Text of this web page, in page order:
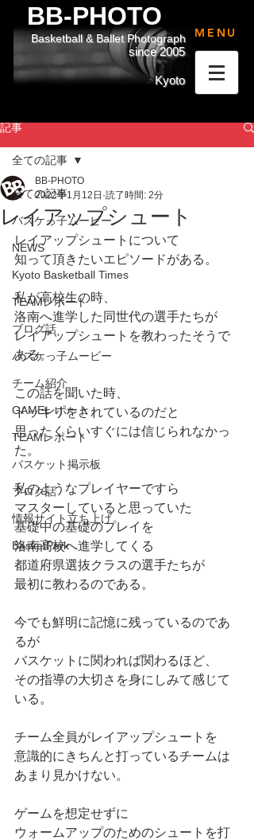
BB-PHOTO
since 2005
Basketball & Ballet Photograph
Kyoto
MENU
記事
全ての記事
バスケっ子ムービー
NEWS
Kyoto Basketball Times
TEAMレポート
ブログ話
バスケっ子ムービー
チーム紹介
GAMEレポート
TEAMレポート
バスケット掲示板
ブログ話
情報サイト立ち上げ
BasketPark
全ての記事
レイアップシュート
BB-PHOTO
2022年1月12日 読了時間: 2分
レイアップシュートについて
知って頂きたいエピソードがある。
私が高校生の時、
洛南へ進学した同世代の選手たちが
レイアップシュートを教わったそうで
ある。
この話を聞いた時、
ドッキリをされているのだと
思ったくらいすぐには信じられなかっ
た。
私のようなプレイヤーですら
マスターしていると思っていた
基礎中の基礎のプレイを
洛南高校へ進学してくる
都道府県選抜クラスの選手たちが
最初に教わるのである。
今でも鮮明に記憶に残っているのであ
るが
バスケットに関われば関わるほど、
その指導の大切さを身にしみて感じて
いる。
チーム全員がレイアップシュートを
意識的にきちんと打っているチームは
あまり見かけない。
ゲームを想定せずに
ウォームアップのためのシュートを打